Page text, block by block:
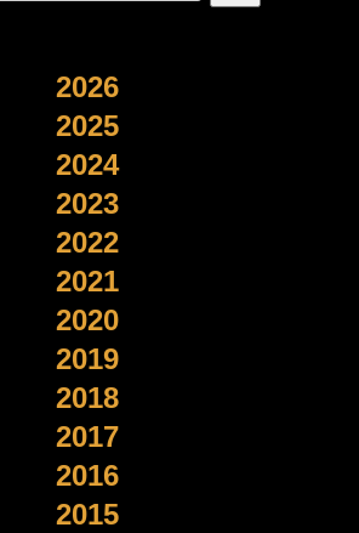
2026
2025
2024
2023
2022
2021
2020
2019
2018
2017
2016
2015